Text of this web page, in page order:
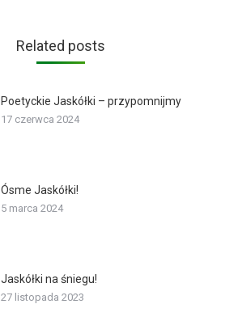
Related posts
Poetyckie Jaskółki – przypomnijmy
17 czerwca 2024
Ósme Jaskółki!
5 marca 2024
Jaskółki na śniegu!
27 listopada 2023